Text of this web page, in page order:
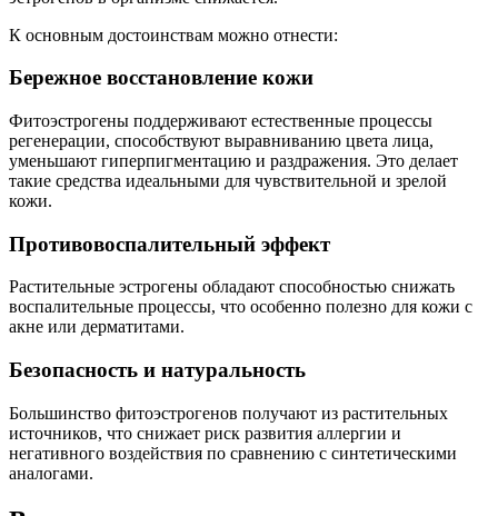
К основным достоинствам можно отнести:
Бережное восстановление кожи
Фитоэстрогены поддерживают естественные процессы
регенерации, способствуют выравниванию цвета лица,
уменьшают гиперпигментацию и раздражения. Это делает
такие средства идеальными для чувствительной и зрелой
кожи.
Противовоспалительный эффект
Растительные эстрогены обладают способностью снижать
воспалительные процессы, что особенно полезно для кожи с
акне или дерматитами.
Безопасность и натуральность
Большинство фитоэстрогенов получают из растительных
источников, что снижает риск развития аллергии и
негативного воздействия по сравнению с синтетическими
аналогами.